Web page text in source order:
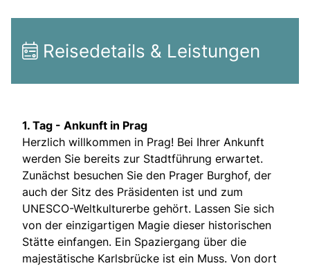
Reisedetails & Leistungen
1. Tag - Ankunft in Prag
Herzlich willkommen in Prag! Bei Ihrer Ankunft
werden Sie bereits zur Stadtführung erwartet.
Zunächst besuchen Sie den Prager Burghof, der
auch der Sitz des Präsidenten ist und zum
UNESCO-Weltkulturerbe gehört. Lassen Sie sich
von der einzigartigen Magie dieser historischen
Stätte einfangen. Ein Spaziergang über die
majestätische Karlsbrücke ist ein Muss. Von dort